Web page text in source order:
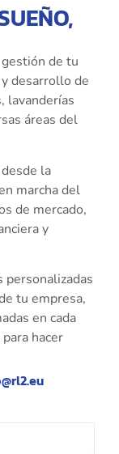
de tu
desarrollo de
lavanderías
áreas del
la
marcha del
de mercado,
y
personalizadas
tu empresa,
en cada
hacer